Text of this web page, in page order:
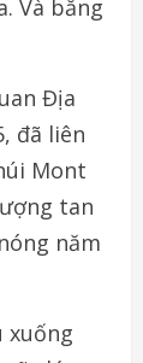
Và bằng
Địa
đã liên
Mont
tan
năm
xuống